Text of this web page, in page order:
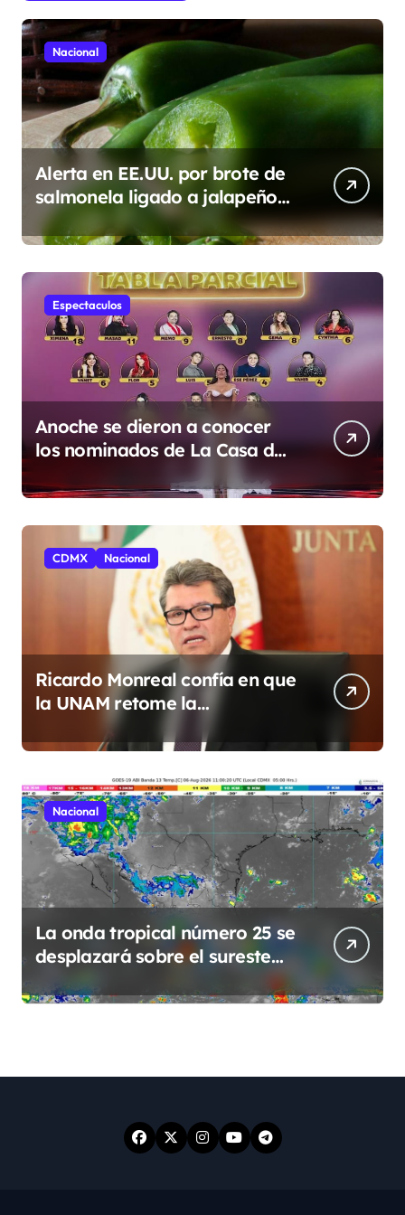
t
r
a
d
a
s
Nacional
Alerta en EE.UU. por brote de
salmonela ligado a jalapeños
mexicanos; reportan 345
casos
Espectaculos
Anoche se dieron a conocer
los nominados de La Casa de
los Famosos México 2026 en la
segunda semana
CDMX Nacional
Ricardo Monreal confía en que
la UNAM retome la
normalidad e inicie el
semestre mediante el diálogo
Nacional
La onda tropical número 25 se
desplazará sobre el sureste